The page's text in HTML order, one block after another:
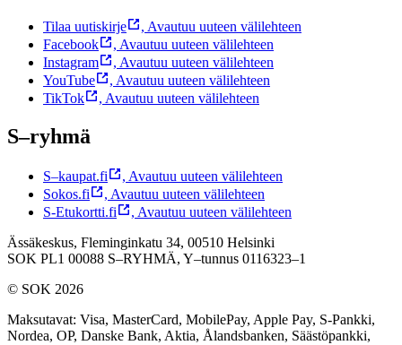
Tilaa uutiskirje , Avautuu uuteen välilehteen
Facebook
, Avautuu uuteen välilehteen
Instagram
, Avautuu uuteen välilehteen
YouTube
, Avautuu uuteen välilehteen
TikTok
, Avautuu uuteen välilehteen
S–ryhmä
S–kaupat.fi , Avautuu uuteen välilehteen
Sokos.fi
, Avautuu uuteen välilehteen
S-Etukortti.fi
, Avautuu uuteen välilehteen
Ässäkeskus, Fleminginkatu 34, 00510 Helsinki
SOK PL1 00088 S–RYHMÄ, Y–tunnus 0116323–1
© SOK 2026
Maksutavat: Visa, MasterCard, MobilePay, Apple Pay, S-Pankki,
Nordea, OP, Danske Bank, Aktia, Ålandsbanken, Säästöpankki,